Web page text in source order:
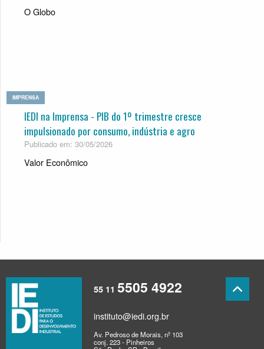
O Globo
IMPRENSA
IEDI na Imprensa - PIB do 1º trimestre cresce
impulsionado por consumo, indústria e agro
Publicado em: 30/05/2026
Valor Econômico
55 115505 4922
instituto@iedi.org.br
Av. Pedroso de Morais, nº 103
conj. 223 - Pinheiros